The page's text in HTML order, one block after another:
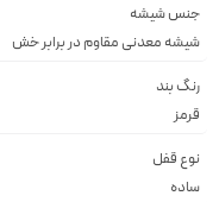
جنس شیشه
شيشه معدنى مقاوم در برابر خش
رنگ بند
قرمز
نوع قفل
ساده